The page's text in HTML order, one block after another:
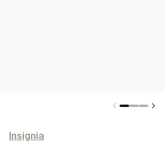
Insignia